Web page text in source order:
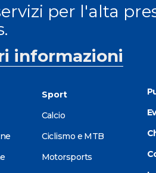
per l'alta
informazioni
Sport
Calcio
Ciclismo e MTB
Motorsports